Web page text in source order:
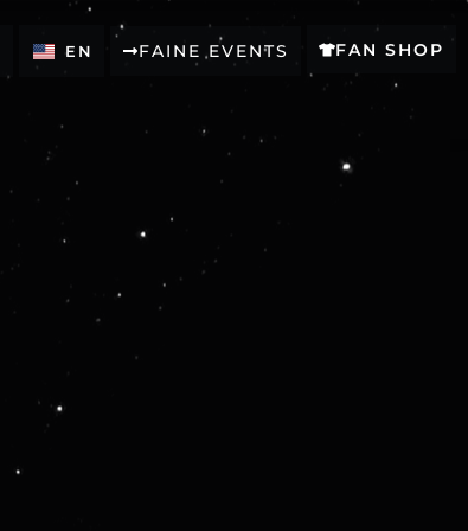
EN FAINE EVENTS FAN SHOP